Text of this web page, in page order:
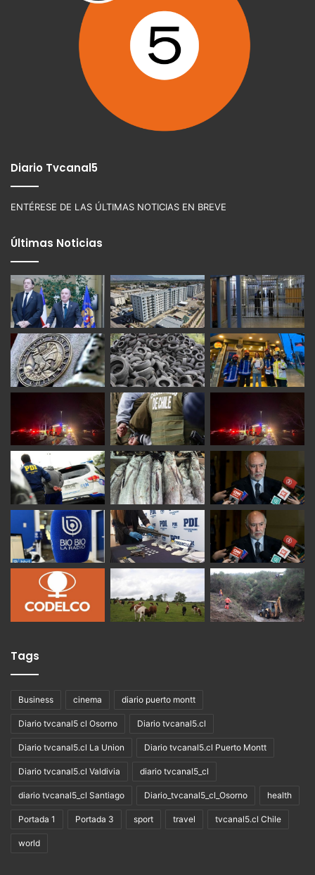
Diario Tvcanal5
ENTÉRESE DE LAS ÚLTIMAS NOTICIAS EN BREVE
Últimas Noticias
Tags
Business cinema diario puerto montt
Diario tvcanal5 cl Osorno Diario tvcanal5.cl
Diario tvcanal5.cl La Union Diario tvcanal5.cl Puerto Montt
Diario tvcanal5.cl Valdivia diario tvcanal5_cl
diario tvcanal5_cl Santiago Diario_tvcanal5_cl_Osorno health
Portada 1 Portada 3 sport travel tvcanal5.cl Chile
world